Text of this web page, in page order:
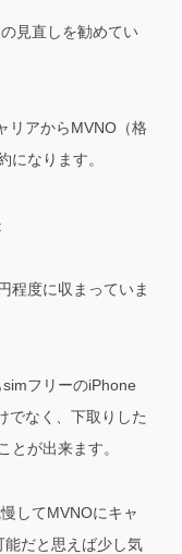
見直しを勧めてい
リアからMVNO（格
になります。
程度に収まっていま
フリーのiPhone
でなく、下取りした
とが出来ます。
してMVNOにキャ
能だと思えば少し気